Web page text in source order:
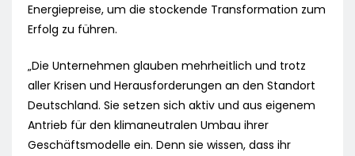
Energiepreise, um die stockende Transformation zum
Erfolg zu führen.
„Die Unternehmen glauben mehrheitlich und trotz
aller Krisen und Herausforderungen an den Standort
Deutschland. Sie setzen sich aktiv und aus eigenem
Antrieb für den klimaneutralen Umbau ihrer
Geschäftsmodelle ein. Denn sie wissen, dass ihr